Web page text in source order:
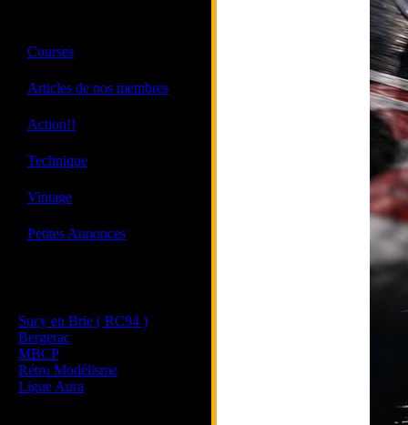
Courses
Articles de nos membres
Action!!
Technique
Vintage
Petites Annonces
Sucy en Brie ( RC94 )
Bergerac
MBCP
Rétro Modélisme
Ligue Aura